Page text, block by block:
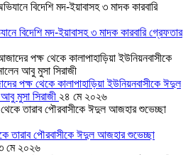
বিদেশি মদ-ইয়াবাসহ ৩ মাদক কারবারি গ্রেফতার
পক্ষ থেকে কালাপাহাড়িয়া ইউনিয়নবাসীকে ঈদুল
মুসা সিরাজী ২৪ মে ২০২৬
তারাব পৌরবাসীকে ঈদুল আজহার শুভেচ্ছা
মে ২০২৬